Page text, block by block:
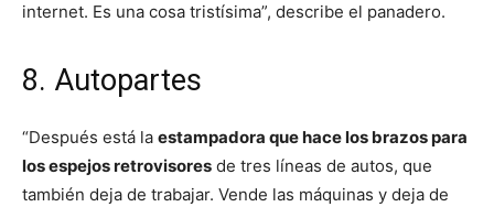
internet. Es una cosa tristísima”, describe el panadero.
8. Autopartes
“Después está la estampadora que hace los brazos para
los espejos retrovisores de tres líneas de autos, que
también deja de trabajar. Vende las máquinas y deja de